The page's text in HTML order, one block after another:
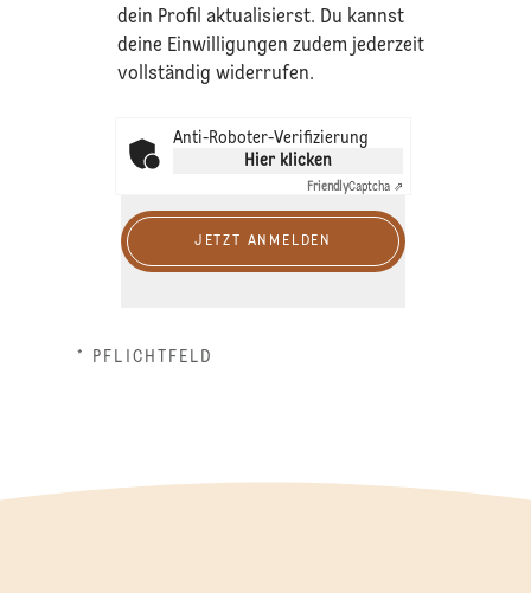
dein Profil aktualisierst. Du kannst
deine Einwilligungen zudem jederzeit
vollständig widerrufen.
Anti-Roboter-Verifizierung
Hier klicken
FriendlyCaptcha ⇗
JETZT ANMELDEN
* PFLICHTFELD